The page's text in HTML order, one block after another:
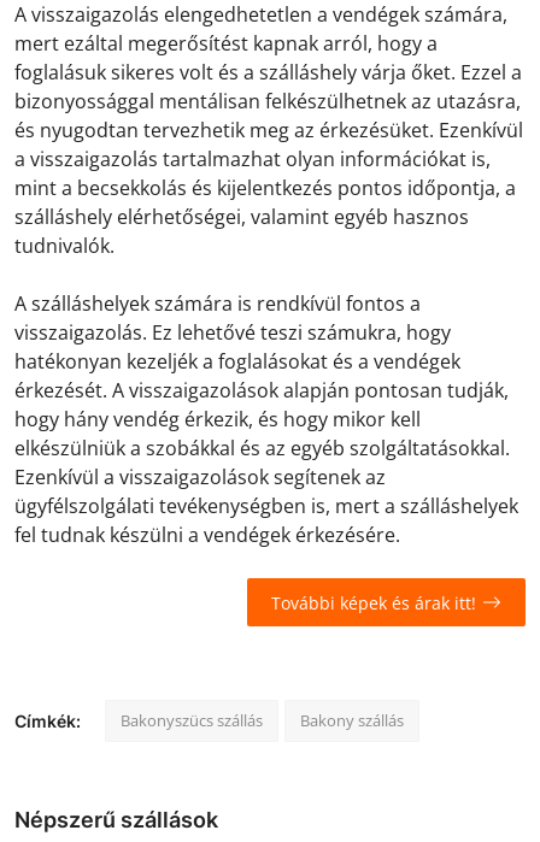
A visszaigazolás elengedhetetlen a vendégek számára,
mert ezáltal megerősítést kapnak arról, hogy a
foglalásuk sikeres volt és a szálláshely várja őket. Ezzel a
bizonyossággal mentálisan felkészülhetnek az utazásra,
és nyugodtan tervezhetik meg az érkezésüket. Ezenkívül
a visszaigazolás tartalmazhat olyan információkat is,
mint a becsekkolás és kijelentkezés pontos időpontja, a
szálláshely elérhetőségei, valamint egyéb hasznos
tudnivalók.
A szálláshelyek számára is rendkívül fontos a
visszaigazolás. Ez lehetővé teszi számukra, hogy
hatékonyan kezeljék a foglalásokat és a vendégek
érkezését. A visszaigazolások alapján pontosan tudják,
hogy hány vendég érkezik, és hogy mikor kell
elkészülniük a szobákkal és az egyéb szolgáltatásokkal.
Ezenkívül a visszaigazolások segítenek az
ügyfélszolgálati tevékenységben is, mert a szálláshelyek
fel tudnak készülni a vendégek érkezésére.
További képek és árak itt!
Címkék: Bakonyszücs szállás Bakony szállás
Népszerű szállások